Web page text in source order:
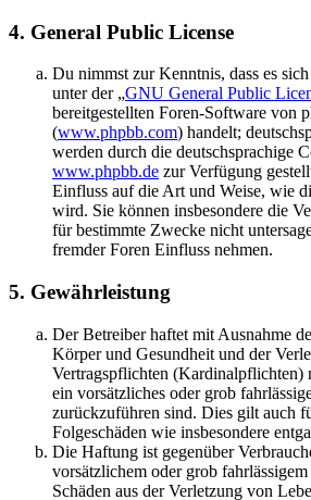
4. General Public License
Du nimmst zur Kenntnis, dass es
unter der „GNU General Public
bereitgestellten Foren-Software von
(www.phpbb.com) handelt;
werden durch die deutschsprachige
www.phpbb.de zur Verfügung
Einfluss auf die Art und Weise, wie
wird. Sie können insbesondere die
für bestimmte Zwecke nicht
fremder Foren Einfluss nehmen.
5. Gewährleistung
Der Betreiber haftet mit Ausnahme
Körper und Gesundheit und der
Vertragspflichten (Kardinalpflichten)
ein vorsätzliches oder grob
zurückzuführen sind. Dies gilt auch
Folgeschäden wie insbesondere
Die Haftung ist gegenüber
vorsätzlichem oder grob
Schäden aus der Verletzung von